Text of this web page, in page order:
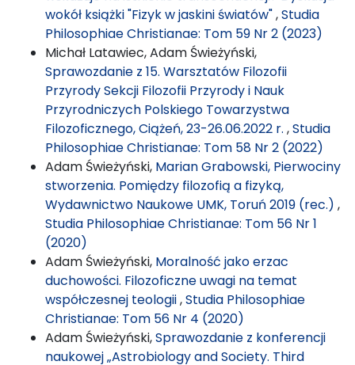
wokół książki "Fizyk w jaskini światów",Studia
Philosophiae Christianae: Tom 59 Nr 2 (2023)
Michał Latawiec, Adam Świeżyński,
Sprawozdanie z 15. Warsztatów Filozofii
Przyrody Sekcji Filozofii Przyrody i Nauk
Przyrodniczych Polskiego Towarzystwa
Filozoficznego, Ciążeń, 23-26.06.2022 r. ,Studia
Philosophiae Christianae: Tom 58 Nr 2 (2022)
Adam Świeżyński, Marian Grabowski, Pierwociny
stworzenia. Pomiędzy filozofią a fizyką,
Wydawnictwo Naukowe UMK, Toruń 2019 (rec.) ,
Studia Philosophiae Christianae: Tom 56 Nr 1
(2020)
Adam Świeżyński, Moralność jako erzac
duchowości. Filozoficzne uwagi na temat
współczesnej teologii,Studia Philosophiae
Christianae: Tom 56 Nr 4 (2020)
Adam Świeżyński,Sprawozdanie z konferencji
naukowej „Astrobiology and Society. Third